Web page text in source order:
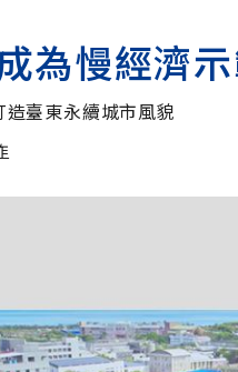
為慢經濟示
臺東永續城市風貌